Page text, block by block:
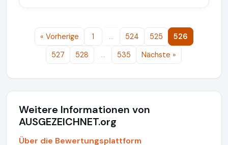
« Vorherige 1 … 524 525
526
527
528 … 535 Nächste »
Weitere Informationen von
AUSGEZEICHNET.org
Über die Bewertungsplattform